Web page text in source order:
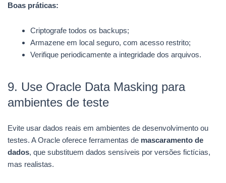
Boas práticas:
Criptografe todos os backups;
Armazene em local seguro, com acesso restrito;
Verifique periodicamente a integridade dos arquivos.
9. Use Oracle Data Masking para
ambientes de teste
Evite usar dados reais em ambientes de desenvolvimento ou
testes. A Oracle oferece ferramentas de mascaramento de
dados, que substituem dados sensíveis por versões fictícias,
mas realistas.